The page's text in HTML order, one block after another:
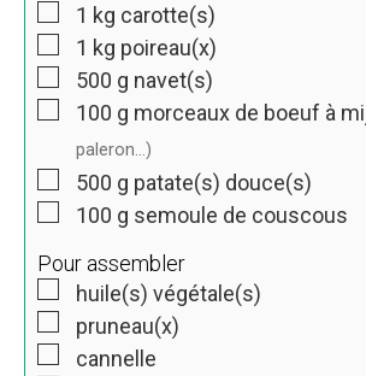
1 kg carotte(s)
1 kg poireau(x)
500 g navet(s)
100 g morceaux de boeuf à
paleron…)
500 g patate(s) douce(s)
100 g semoule de couscous
Pour assembler
huile(s) végétale(s)
pruneau(x)
cannelle